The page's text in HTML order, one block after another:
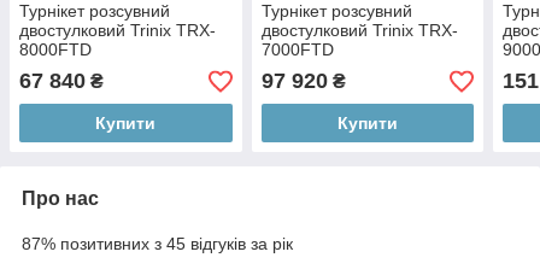
Турнікет розсувний
двостулковий Trinix TRX-
8000FTD
67 840 ₴
Купити
Турнікет розсувний
двостулковий Trinix TRX-
7000FTD
97 920₴
Купити
Про нас
87% позитивних з 45 відгуків за рік